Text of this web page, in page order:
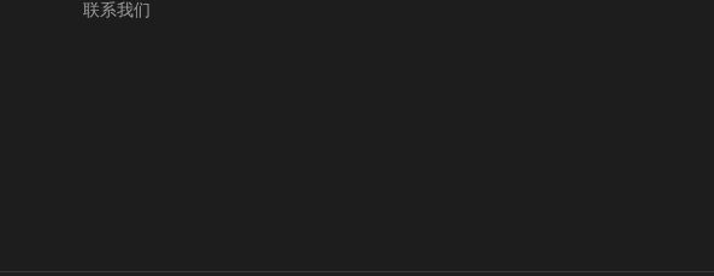
联系我们